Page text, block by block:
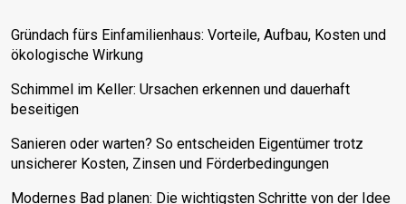
Gründach fürs Einfamilienhaus: Vorteile, Aufbau, Kosten und
ökologische Wirkung
Schimmel im Keller: Ursachen erkennen und dauerhaft
beseitigen
Sanieren oder warten? So entscheiden Eigentümer trotz
unsicherer Kosten, Zinsen und Förderbedingungen
Modernes Bad planen: Die wichtigsten Schritte von der Idee